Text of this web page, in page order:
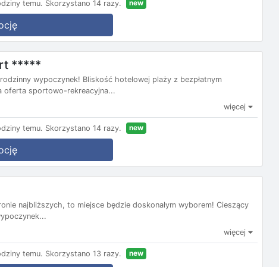
temu. Skorzystano 14 razy. new
*****
wypoczynek! Bliskość hotelowej plaży z bezpłatnym
oferta sportowo-rekreacyjna...
więcej
temu. Skorzystano 14 razy. new
najbliższych, to miejsce będzie doskonałym wyborem! Cieszący
więcej
temu. Skorzystano 13 razy. new